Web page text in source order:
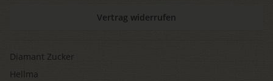
Vertrag widerrufen
Diamant Zucker
Hellma